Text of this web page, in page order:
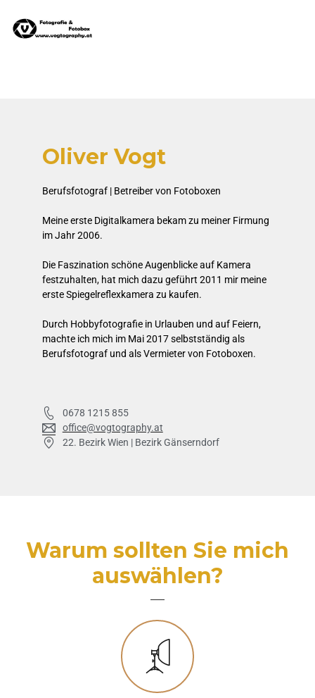
Oliver Vogt
Berufsfotograf | Betreiber von Fotoboxen
Meine erste Digitalkamera bekam zu meiner Firmung
im Jahr 2006.
Die Faszination schöne Augenblicke auf Kamera
festzuhalten, hat mich dazu geführt 2011 mir meine
erste Spiegelreflexkamera zu kaufen.
Durch Hobbyfotografie in Urlauben und auf Feiern,
machte ich mich im Mai 2017 selbstständig als
Berufsfotograf und als Vermieter von Fotoboxen.
0678 1215 855
office@vogtography.at
22. Bezirk Wien | Bezirk Gänserndorf
Warum sollten Sie mich
auswählen?